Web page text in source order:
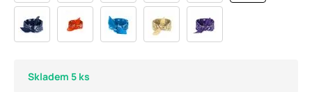
Skladem 5 ks